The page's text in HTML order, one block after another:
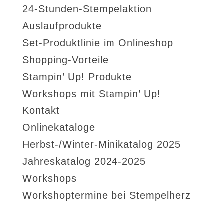
24-Stunden-Stempelaktion
Auslaufprodukte
Set-Produktlinie im Onlineshop
Shopping-Vorteile
Stampin’ Up! Produkte
Workshops mit Stampin’ Up!
Kontakt
Onlinekataloge
Herbst-/Winter-Minikatalog 2025
Jahreskatalog 2024-2025
Workshops
Workshoptermine bei Stempelherz